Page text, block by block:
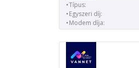
Típus:
Egyszeri díj:
Modem díja: